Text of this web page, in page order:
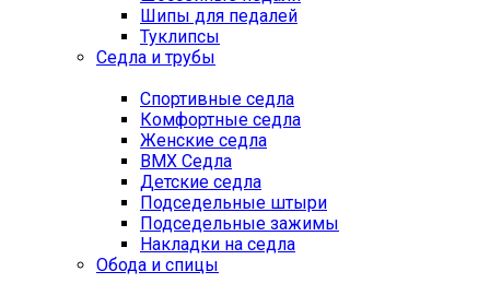
Шипы для педалей
Туклипсы
Седла и трубы
Спортивные седла
Комфортные седла
Женские седла
BMX Седла
Детские седла
Подседельные штыри
Подседельные зажимы
Накладки на седла
Обода и спицы